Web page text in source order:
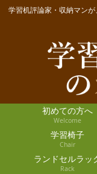
学習机評論家・収納マン
初めての方へ
Welcome
学習椅子
Chair
ランドセルラッ
Rack